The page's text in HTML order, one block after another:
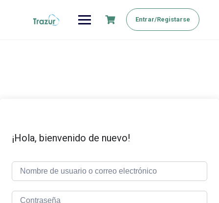
Entrar/Registarse
¡Hola, bienvenido de nuevo!